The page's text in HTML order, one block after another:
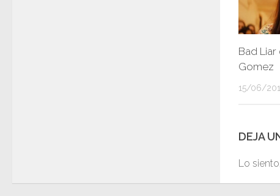
Bad Liar
Gomez
15/06/
DEJA
Lo